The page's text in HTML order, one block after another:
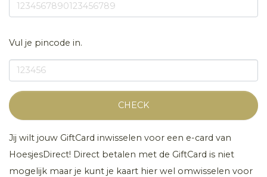
Vul je pincode in.
CHECK
Jij wilt jouw GiftCard inwisselen voor een e-card van
HoesjesDirect! Direct betalen met de GiftCard is niet
mogelijk maar je kunt je kaart hier wel omwisselen voor